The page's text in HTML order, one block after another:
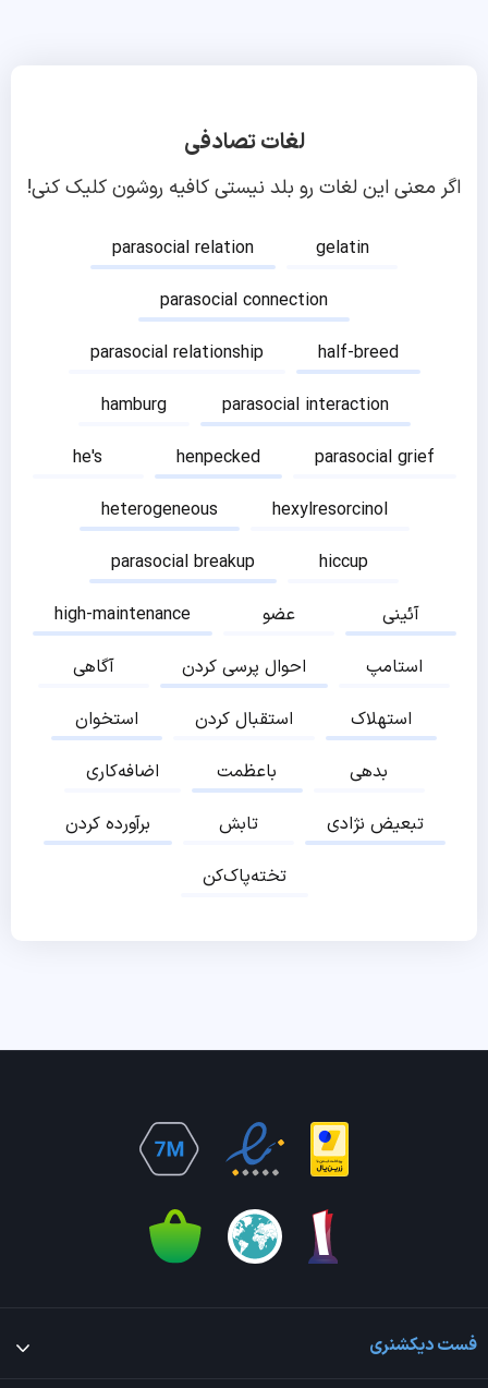
لغات تصادفی
اگر معنی این لغات رو بلد نیستی کافیه روشون کلیک کنی!
parasocial relation
gelatin
parasocial connection
parasocial relationship
half-breed
hamburg
parasocial interaction
he's
henpecked
parasocial grief
heterogeneous
hexylresorcinol
parasocial breakup
hiccup
high-maintenance
عضو
آئینی
آگاهی
احوال پرسی کردن
استامپ
استخوان
استقبال کردن
استهلاک
اضافه‌کاری
باعظمت
بدهی
برآورده کردن
تابش
تبعیض نژادی
تخته‌پاک‌کن
فست دیکشنری